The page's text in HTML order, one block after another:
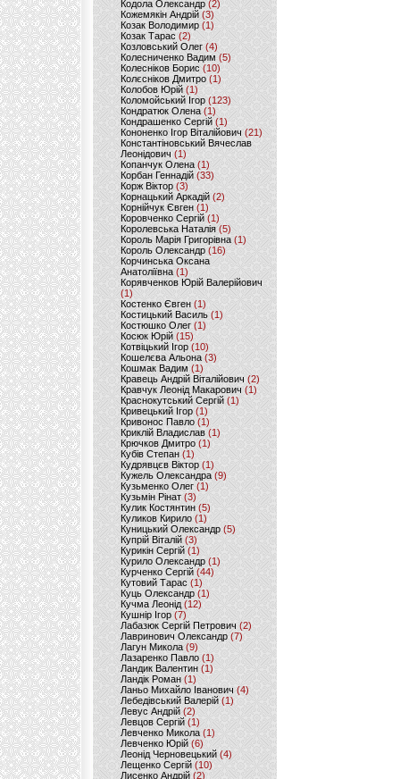
Кодола Олександр (2)
Кожемякін Андрій (3)
Козак Володимир (1)
Козак Тарас (2)
Козловський Олег(4)
Колесниченко Вадим (5)
Колесніков Борис (10)
Колєсніков Дмитро (1)
Колобов Юрій (1)
Коломойський Ігор (123)
Кондратюк Олена(1)
Кондрашенко Сергій (1)
Кононенко Ігор Віталійович (21)
Константіновський Вячеслав
Леонідович (1)
Копанчук Олена (1)
Корбан Геннадій (33)
Корж Віктор (3)
Корнацький Аркадій (2)
Корнійчук Євген (1)
Коровченко Сергій (1)
Королевська Наталія(5)
Король Марія Григорівна (1)
Король Олександр (16)
Корчинська Оксана
Анатоліївна (1)
Корявченков Юрій Валерійович
(1)
Костенко Євген (1)
Костицький Василь (1)
Костюшко Олег (1)
Косюк Юрій (15)
Котвіцький Ігор (10)
Кошелєва Альона(3)
Кошмак Вадим (1)
Кравець Андрій Віталійович (2)
Кравчук Леонід Макарович (1)
Краснокутський Сергій (1)
Кривецький Ігор (1)
Кривонос Павло (1)
Криклій Владислав (1)
Крючков Дмитро(1)
Кубів Степан(1)
Кудрявцєв Віктор (1)
Кужель Олександра (9)
Кузьменко Олег (1)
Кузьмін Рінат(3)
Кулик Костянтин(5)
Куликов Кирило (1)
Куницький Олександр (5)
Купрій Віталій (3)
Курикін Сергій(1)
Курило Олександр (1)
Курченко Сергій (44)
Кутовий Тарас (1)
Куць Олександр (1)
Кучма Леонід (12)
Кушнір Ігор(7)
Лабазюк Сергій Петрович (2)
Лавринович Олександр(7)
Лагун Микола(9)
Лазаренко Павло (1)
Ландик Валентин (1)
Ландік Роман (1)
Ланьо Михайло Іванович(4)
Лебедівський Валерій(1)
Левус Андрій(2)
Левцов Сергій (1)
Левченко Микола (1)
Левченко Юрій (6)
Леонід Черновецький (4)
Лещенко Сергій (10)
Лисенко Андрій (2)